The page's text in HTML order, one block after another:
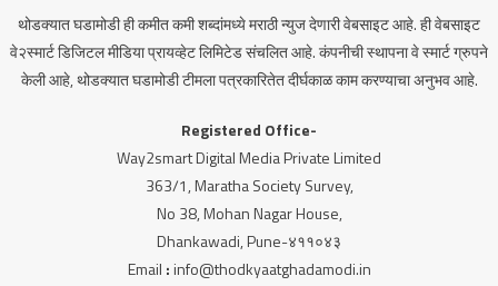
थोडक्यात घडामोडी ही कमीत कमी शब्दांमध्ये मराठी न्युज देणारी वेबसाइट आहे. ही वेबसाइट
वे२स्मार्ट डिजिटल मीडिया प्रायव्हेट लिमिटेड संचलित आहे. कंपनीची स्थापना वे स्मार्ट ग्रुपने
केली आहे, थोडक्यात घडामोडी टीमला पत्रकारितेत दीर्घकाळ काम करण्याचा अनुभव आहे.
Registered Office-
Way2smart Digital Media Private Limited
363/1, Maratha Society Survey,
No 38, Mohan Nagar House,
Dhankawadi, Pune-४११०४३
Email :info@thodkyaatghadamodi.in